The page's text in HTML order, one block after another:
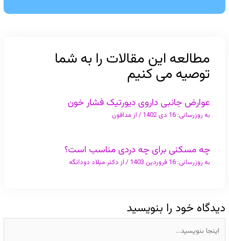
مطالعه این مقالات را به شما
توصیه می کنیم
عوارض جانبی داروی دیورتیک فشار خون
به روزرسانی: 16 دی 1402 / از مدافون
چه مسکنی برای چه دردی مناسب است؟
به روزرسانی: 16 فروردین 1403 / از دکتر میلاد دودانگه
دیدگاه‌ خود را بنویسید